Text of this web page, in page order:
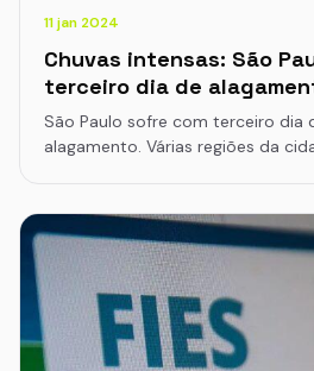
11 jan 2024
Chuvas intensas: São
terceiro dia de
São Paulo sofre com terceiro dia
alagamento. Várias regiões da